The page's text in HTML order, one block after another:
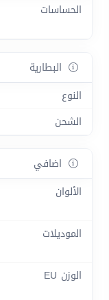
الحساسات
البطارية
النوع
الشحن
اضافي
الألوان
الموديلات
الوزن EU